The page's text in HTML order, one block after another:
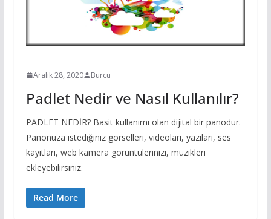
Aralık 28, 2020 Burcu
Padlet Nedir ve Nasıl Kullanılır?
PADLET NEDİR? Basit kullanımı olan dijital bir panodur.
Panonuza istediğiniz görselleri, videoları, yazıları, ses
kayıtları, web kamera görüntülerinizi, müzikleri
ekleyebilirsiniz.
Read More